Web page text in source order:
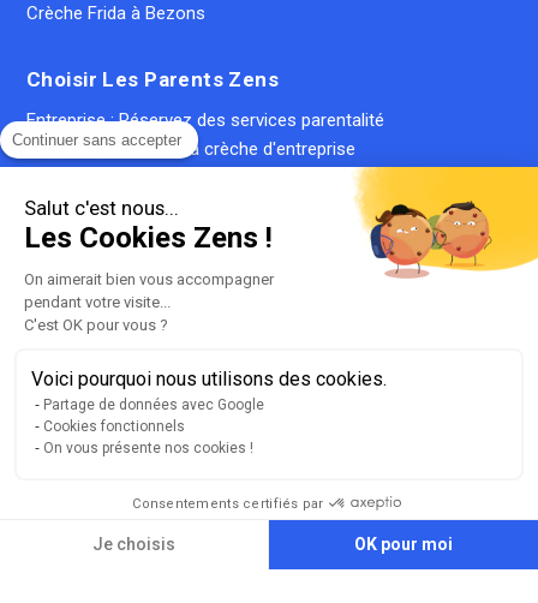
Continuer sans accepter
Salut c'est nous...
Les Cookies Zens !
On aimerait bien vous accompagner
pendant votre visite...
C'est OK pour vous ?
Voici pourquoi nous utilisons des cookies.
Partage de données avec Google
Cookies fonctionnels
On vous présente nos cookies !
Consentements certifiés par
Je choisis OK pour moi
Crèche Frida à Bezons
Choisir Les Parents Zens
Entreprise : Réservez des services parentalité
RH : Tout savoir sur la crèche d'entreprise
Réserver place en crèche pour ses salariés
CIF : Avantage fiscal pour les entreprises
Famille : Trouver une crèche
Famille : Simuler le coût d'une place en crèche
Qu'est-ce qu'une crèche privée ?
Qu'est-ce qu'une micro-crèche ?
Liste de nos crèches